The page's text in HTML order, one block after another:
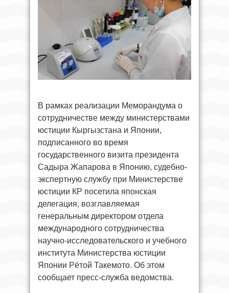
В рамках реализации Меморандума о
сотрудничестве между министерствами
юстиции Кыргызстана и Японии,
подписанного во время
государственного визита президента
Садыра Жапарова в Японию, судебно-
экспертную службу при Министерстве
юстиции КР посетила японская
делегация, возглавляемая
генеральным директором отдела
международного сотрудничества
научно-исследовательского и учебного
института Министерства юстиции
Японии Рётой Такемото. Об этом
сообщает пресс-служба ведомства.